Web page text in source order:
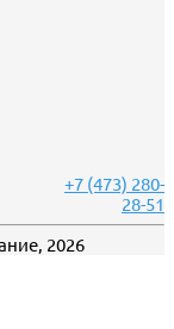
+7 (473) 280-
28-51
2026